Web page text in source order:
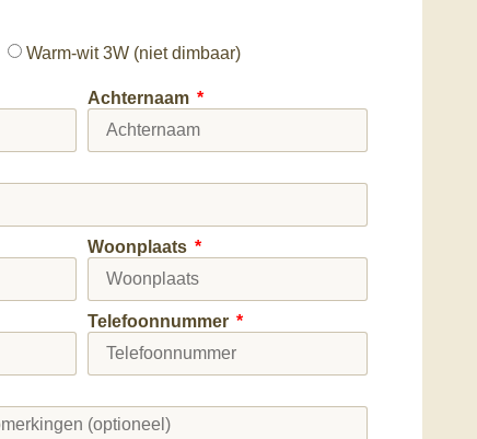
Warm-wit 3W (niet dimbaar)
Achternaam
Woonplaats
Telefoonnummer